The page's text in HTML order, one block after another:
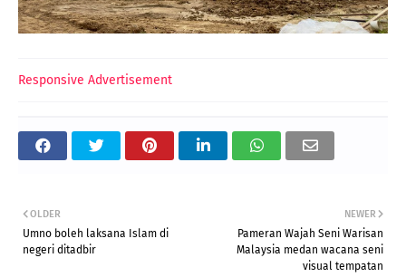
Responsive Advertisement
NEWER
Pameran Wajah Seni Warisan
Malaysia medan wacana seni
visual tempatan
OLDER
Umno boleh laksana Islam di
negeri ditadbir